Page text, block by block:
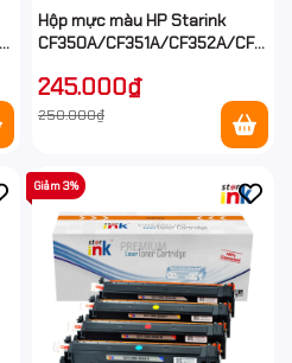
Hộp mực màu HP Starink
CF350A/CF351A/CF352A/
245.000₫
250.000₫
Giảm 3%